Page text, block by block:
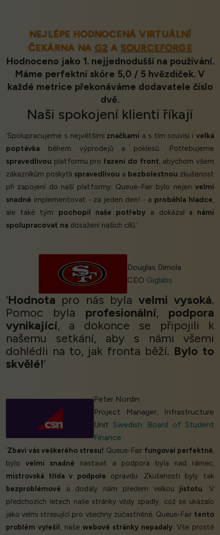
NEJLÉPE HODNOCENÁ VIRTUÁLNÍ
ČEKÁRNA NA G2 A SOURCEFORGE
Hodnoceno jako 1. nejjednodušší na používání.
Máme perfektní skóre 5,0 / 5 hvězdiček. V
každé metrice překonáváme dodavatele číslo
dvě.
Naši spokojení klienti říkají
‘Spolupracujeme s největšími značkami a s tím souvisí ivelká
poptávka během výprodejů a poklesů. Potřebujeme
spravedlivou platformu prořazení do front, abychom všem
zákazníkům poskytli spravedlivou a bezbolestnou zkušenost
při zapojení do naší platformy. Queue-Fair bylo nejen velmi
snadné implementovat - za jeden den! - a proběhla hladce,
ale také tým pochopil naše potřeby a dokázal s námi
spolupracovat na dosažení našich cílů.’
Douglas Dimola
CEO Giglabs
‘Hodnota pro nás byla velmi vysoká.
Pomoc byla profesionální, podpora
vynikající, a dokonce se připojili k
našemu setkání, aby s námi všemi
dohlédli na to, jak fronta běží. Bylo to
skvělé!’
Peter Nordin
Project Manager, Infrastructure
Unit Swedish Board of Student
Finance
‘Zbaví vás veškerého stresu! Queue-Fair fungoval perfektně,
bylo velmi snadné nastavit a podpora byla nad rámec,
mistrovská třída v podpoře opravdu. Zkušenosti byly tak
bezproblémové a dodaly nám předem velkou jistotu. V
předchozích letech naše stránky vždy spadly, což se ukázalo
jako velmi stresující pro všechny zúčastněné. Queue-Fair tento
problém vyřešil , naše webové stránky nepadaly. Vše prostě